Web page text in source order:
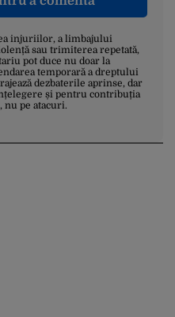
injuriilor, a limbajului
sau trimiterea repetată,
pot duce nu doar la
temporară a dreptului
dezbaterile aprinse, dar
și pentru contribuția
nu pe atacuri.